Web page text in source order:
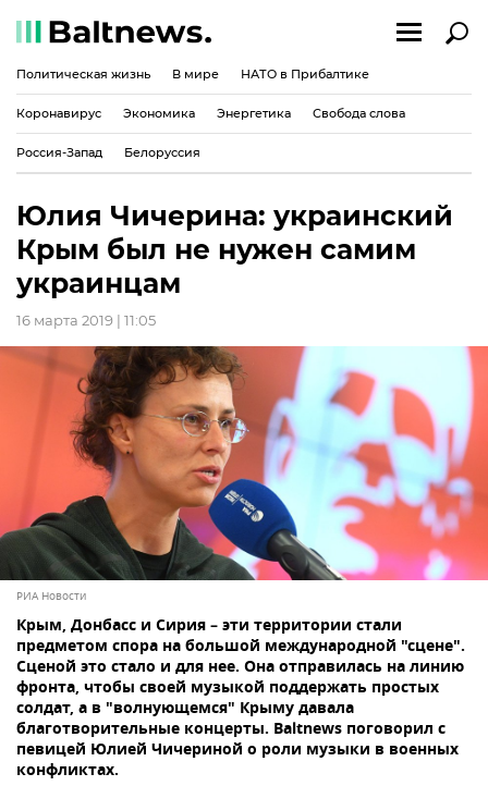
Политическая жизнь В мире НАТО в Прибалтике
Коронавирус Экономика Энергетика Свобода слова
Россия-Запад Белоруссия
Юлия Чичерина: украинский
Крым был не нужен самим
украинцам
16 марта 2019 | 11:05
РИА Новости
Крым, Донбасс и Сирия – эти территории стали
предметом спора на большой международной "сцене".
Сценой это стало и для нее. Она отправилась на линию
фронта, чтобы своей музыкой поддержать простых
солдат, а в "волнующемся" Крыму давала
благотворительные концерты. Baltnews поговорил с
певицей Юлией Чичериной о роли музыки в военных
конфликтах.